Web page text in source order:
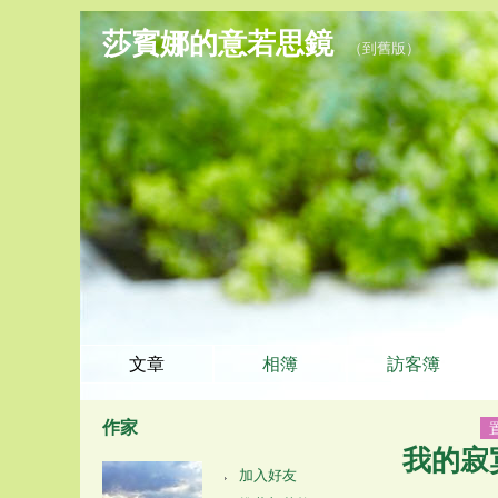
莎賓娜的意若思鏡（到舊版）
文章 相簿 訪客簿
我的寂
作家
加入好友